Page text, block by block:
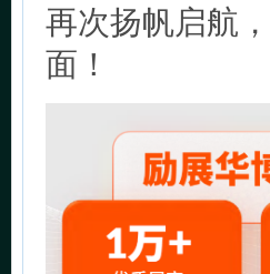
再次扬帆启航
面！